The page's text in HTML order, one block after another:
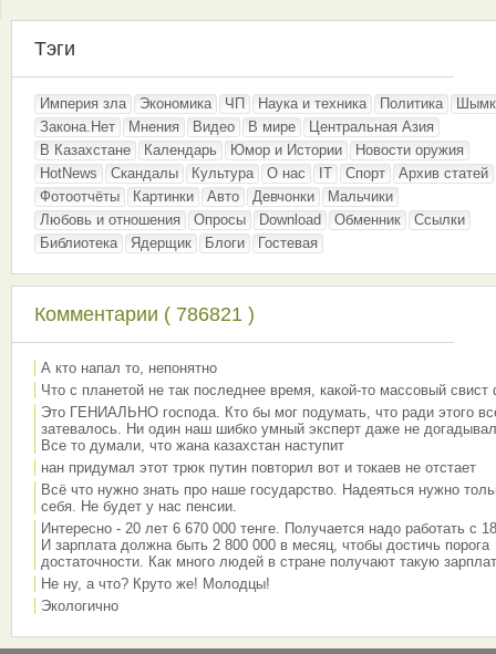
Тэги
Империя зла Экономика ЧП Наука и техника Политика
Закона.Нет
Мнения Видео В мире
Центральная Азия
В Казахстане
Календарь Юмор и Истории
Новости оружия
HotNews
Скандалы Культура О нас IT Спорт
Архив статей
Фотоотчёты
Картинки Авто Девчонки
Мальчики
Любовь и отношения
Опросы Download Обменник
Ссылки
Библиотека
Ядерщик Блоги Гостевая
Комментарии ( 786821 )
А кто напал то, непонятно
Что с планетой не так последнее время, какой-то массовый свист
Это ГЕНИАЛЬНО господа. Кто бы мог подумать, что ради этого
затевалось. Ни один наш шибко умный эксперт даже не
Все то думали, что жана казахстан наступит
нан придумал этот трюк путин повторил вот и токаев не отстает
Всё что нужно знать про наше государство. Надеяться нужно
себя. Не будет у нас пенсии.
Интересно - 20 лет 6 670 000 тенге. Получается надо работать с
И зарплата должна быть 2 800 000 в месяц, чтобы достичь порога
достаточности. Как много людей в стране получают такую
Не ну, а что? Круто же! Молодцы!
Экологично